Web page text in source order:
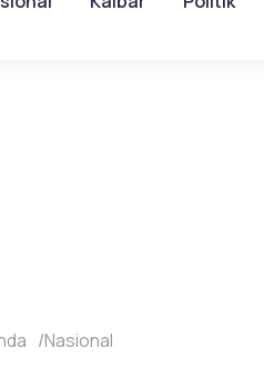
Nasional